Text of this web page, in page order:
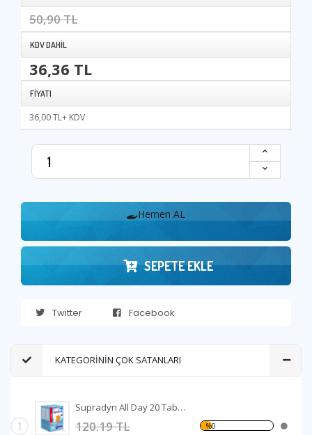
50,90 TL
KDV DAHIL
36,36 TL
FIYATI
36,00 TL+ KDV
Hemen AL
SEPETE EKLE
Twitter Facebook
KATEGORİNİN ÇOK SATANLARI
1
Supradyn All Day 20 Tablet
120.19 TL %0